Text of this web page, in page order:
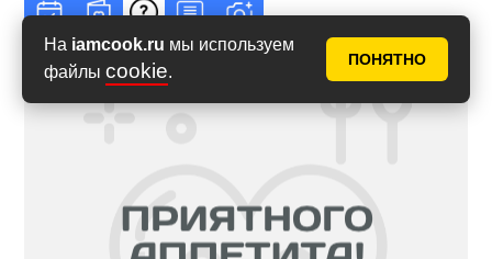
На iamcook.ru мы используем
файлы cookie.
ПОНЯТНО